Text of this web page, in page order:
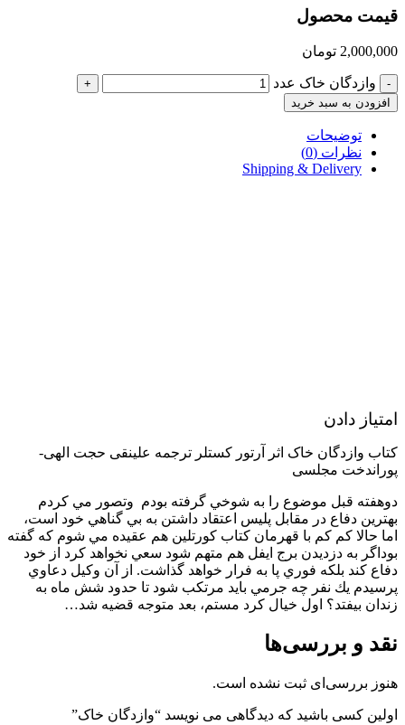
قیمت محصول
2,000,000 تومان
- وازدگان خاک عدد
+
افزودن به سبد خرید
توضیحات
نظرات (0)
Shipping & Delivery
امتیاز دادن
کتاب وازدگان خاک اثر آرتور کستلر ترجمه علینقی حجت الهی-
پوراندخت مجلسی
دوهفته قبل موضوع را به شوخي گرفته بودم وتصور مي كردم
بهترين دفاع در مقابل پليس اعتقاد داشتن به بي گناهي خود است،
اما حالا كم كم با قهرمان كتاب كورتلين هم عقيده مي شوم كه گفته
بوداگر به دزديدن برج ايفل هم متهم شود سعي نخواهد كرد از خود
دفاع كند بلكه فوري پا به فرار خواهد گذاشت. از آن وكيل دعاوي
پرسيدم يك نفر چه جرمي بايد مرتكب شود تا حدود شش ماه به
زندان بيفتد؟ اول خيال كرد مستم، بعد متوجه قضيه شد…
نقد و بررسی‌ها
هنوز بررسی‌ای ثبت نشده است.
اولین کسی باشید که دیدگاهی می نویسد “وازدگان خاک”